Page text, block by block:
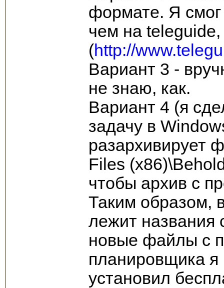
формате. Я
чем на teleguide,
(http://
Вариант 3 -
не знаю, как.
Вариант 4 (я
задачу в
разархивирует
Files
чтобы архив с
Таким образом,
лежит названия
новые файлы с
планировщика я
установил